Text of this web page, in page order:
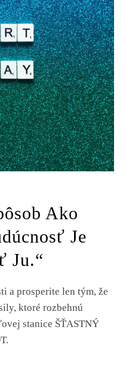
Ako
Je
Ju.“
a prosperite len tým, že
ktoré rozbehnú
stanice ŠŤASTNÝ